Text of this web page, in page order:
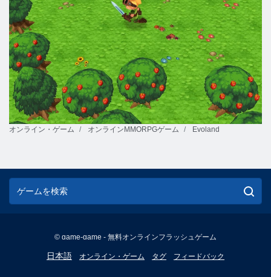
オンライン・ゲーム オンラインMMORPGゲーム Evoland
© game-game - 無料オンラインフラッシュゲーム
日本語
English
オンライン・ゲーム タグ フィードバック